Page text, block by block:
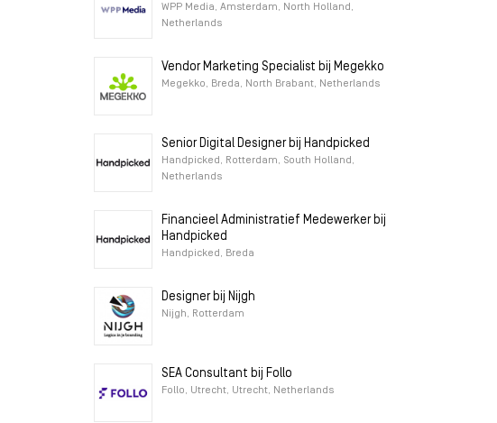
WPP Media, Amsterdam, North Holland,
Netherlands
Vendor Marketing Specialist bij Megekko
Megekko, Breda, North Brabant, Netherlands
Senior Digital Designer bij Handpicked
Handpicked, Rotterdam, South Holland,
Netherlands
Financieel Administratief Medewerker bij
Handpicked
Handpicked, Breda
Designer bij Nijgh
Nijgh, Rotterdam
SEA Consultant bij Follo
Follo, Utrecht, Utrecht, Netherlands